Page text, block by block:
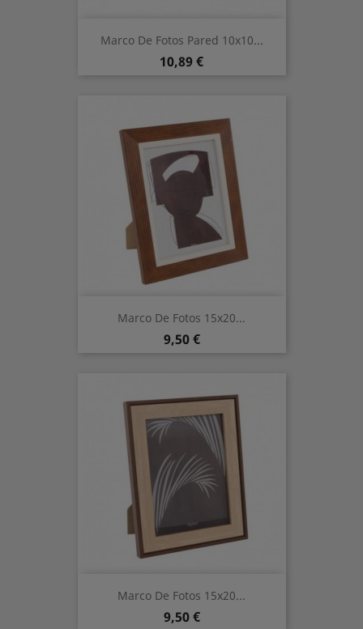
Marco De Fotos Pared 10x10...
Prix
10,89 €
Marco De Fotos 15x20...
Prix
9,50 €
Marco De Fotos 15x20...
Prix
9,50 €